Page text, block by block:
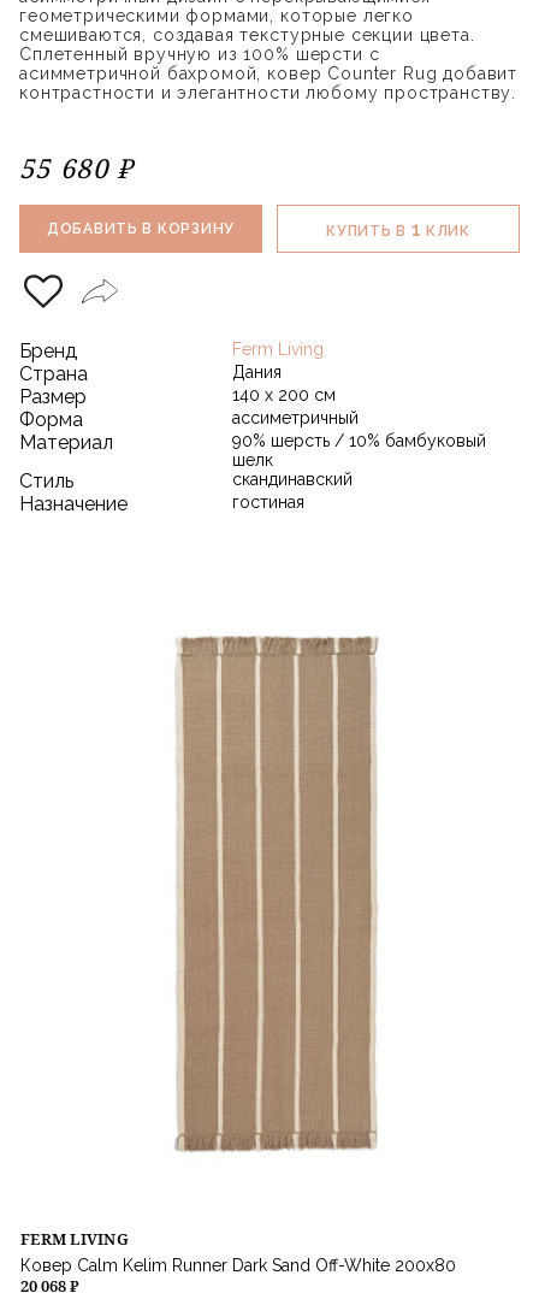
геометрическими формами, которые легко
смешиваются, создавая текстурные секции цвета.
Сплетенный вручную из 100% шерсти с
асимметричной бахромой, ковер Counter Rug добавит
контрастности и элегантности любому пространству.
55 680 ₽
ДОБАВИТЬ В КОРЗИНУ КУПИТЬ В 1 КЛИК
Бренд Ferm Living
Страна Дания
Размер 140 х 200 см
Форма ассиметричный
Материал
90% шерсть / 10% бамбуковый
шелк
Стиль скандинавский
Назначение гостиная
FERM LIVING
Ковер Calm Kelim Runner Dark Sand Off-White 200х80
20 068 ₽